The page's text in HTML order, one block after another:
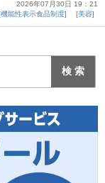
2026年07月30日 19：21
機能性表示食品制度 美容